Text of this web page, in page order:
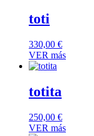
toti
330,00 €
VER más
totita
250,00 €
VER más